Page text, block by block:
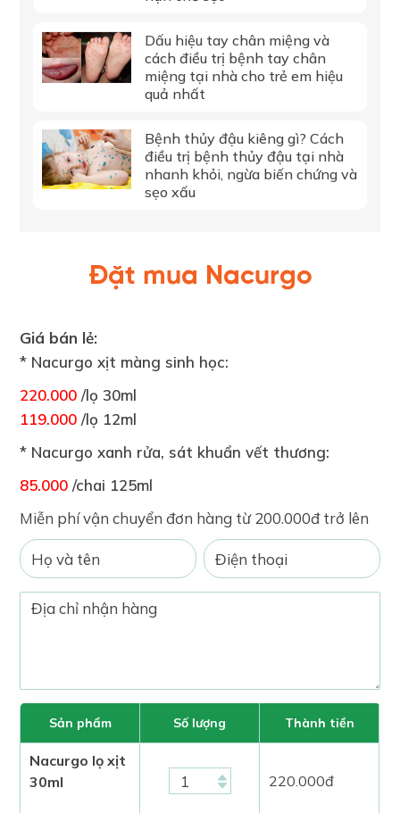
Dấu hiệu tay chân miệng và
cách điều trị bệnh tay chân
miệng tại nhà cho trẻ em hiệu
quả nhất
Bệnh thủy đậu kiêng gì? Cách
điều trị bệnh thủy đậu tại nhà
nhanh khỏi, ngừa biến chứng và
sẹo xấu
Đặt mua Nacurgo
Giá bán lẻ:
* Nacurgo xịt màng sinh học:
220.000 /lọ 30ml
119.000 /lọ 12ml
* Nacurgo xanh rửa, sát khuẩn vết thương:
85.000 /chai 125ml
Miễn phí vận chuyển đơn hàng từ 200.000đ trở lên
Sản phẩm
Nacurgo lọ xịt
30ml
Số lượng Thành tiền
220.000đ